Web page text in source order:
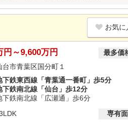
お気に
円～9,600万円 最多価
市青葉区国分町１
下鉄東西線「青葉通一番町」歩5分
下鉄南北線「仙台」歩12分
下鉄南北線「広瀬通」歩6分
専有